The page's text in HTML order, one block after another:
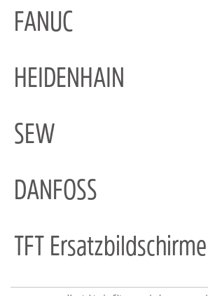
FANUC
HEIDENHAIN
SEW
DANFOSS
TFT Ersatzbildschirme